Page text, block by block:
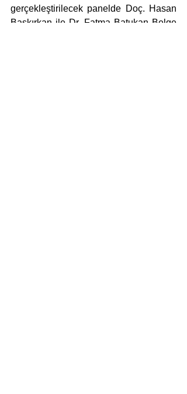
gerçekleştirilecek panelde Doç. Hasan
Başkırkan ile Dr. Fatma Batukan Belge